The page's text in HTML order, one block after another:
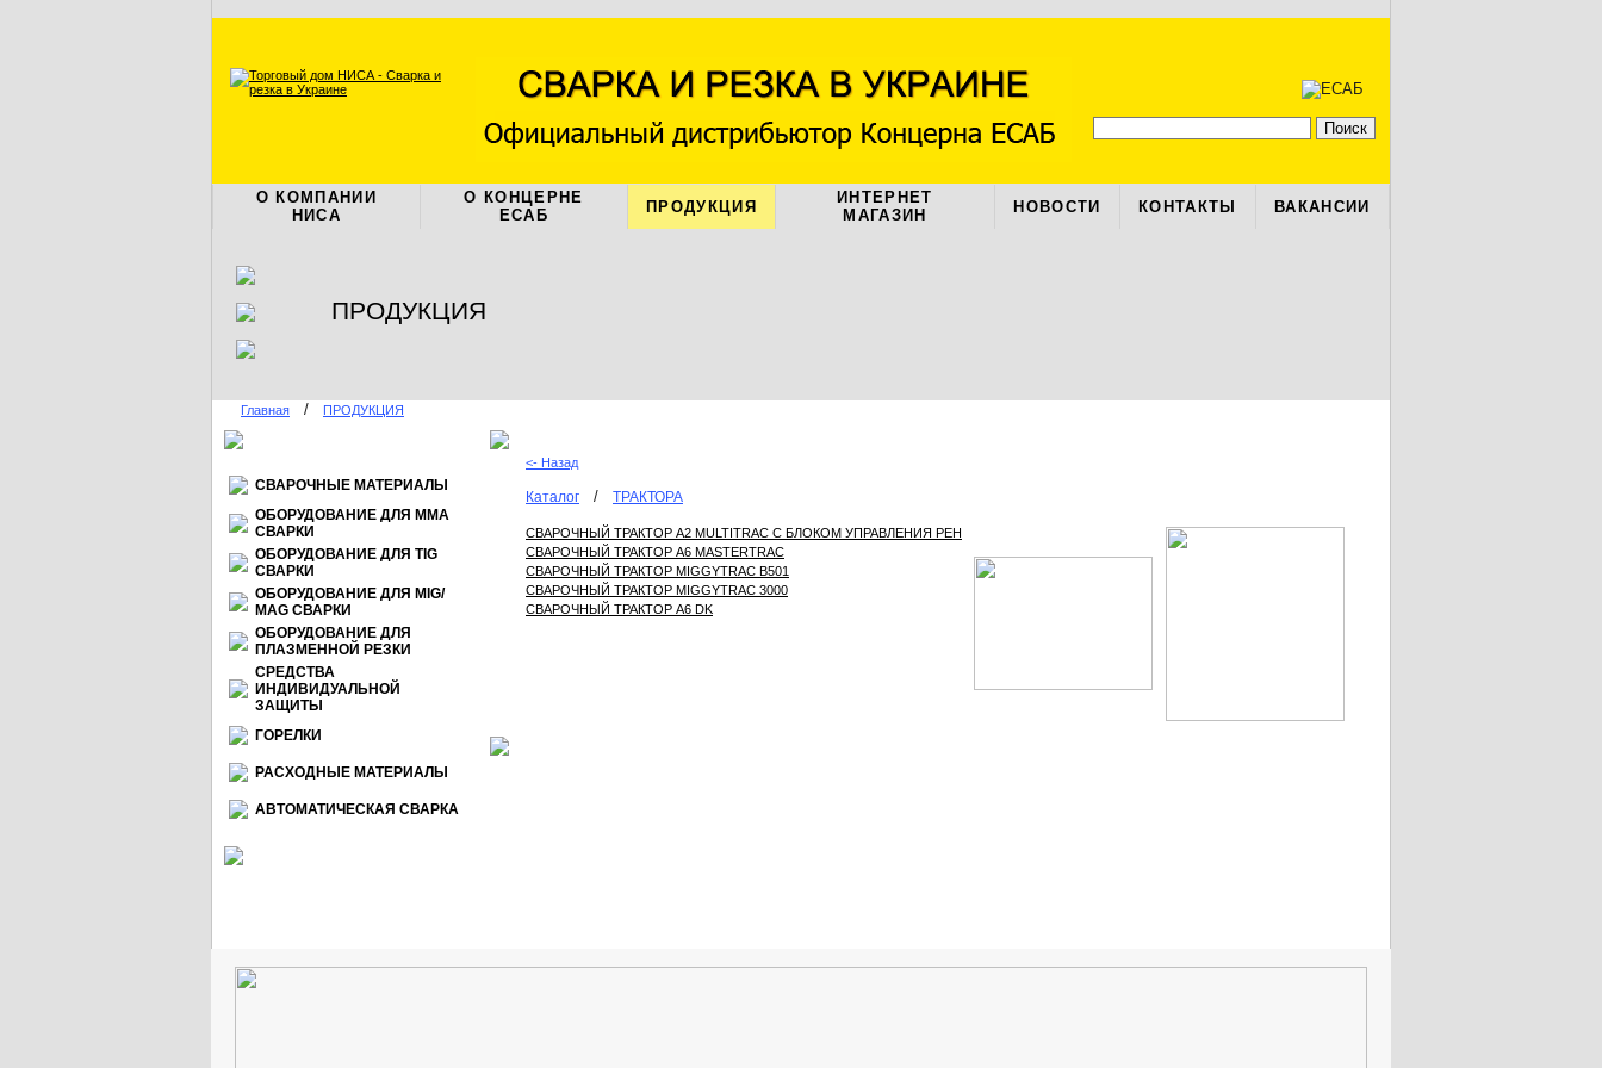
О КОМПАНИИ
НИСА
О КОНЦЕРНЕ
ЕСАБ
ПРОДУКЦИЯ
ИНТЕРНЕТ
МАГАЗИН
НОВОСТИ КОНТАКТЫ ВАКАНСИИ
ПРОДУКЦИЯ
Главная / ПРОДУКЦИЯ
СВАРОЧНЫЕ МАТЕРИАЛЫ
ОБОРУДОВАНИЕ ДЛЯ ММА
СВАРКИ
ОБОРУДОВАНИЕ ДЛЯ TIG
СВАРКИ
ОБОРУДОВАНИЕ ДЛЯ МIG/
МАG СВАРКИ
ОБОРУДОВАНИЕ ДЛЯ
ПЛАЗМЕННОЙ РЕЗКИ
СРЕДСТВА
ИНДИВИДУАЛЬНОЙ
ЗАЩИТЫ
ГОРЕЛКИ
РАСХОДНЫЕ МАТЕРИАЛЫ
АВТОМАТИЧЕСКАЯ СВАРКА
<- Назад
Каталог / ТРАКТОРА
СВАРОЧНЫЙ ТРАКТОР А2 MULTITRAC С БЛОКОМ УПРАВЛЕНИЯ РЕН
СВАРОЧНЫЙ ТРАКТОР A6 MASTERTRAC
СВАРОЧНЫЙ ТРАКТОР MIGGYTRAC B501
СВАРОЧНЫЙ ТРАКТОР MIGGYTRAC 3000
СВАРОЧНЫЙ ТРАКТОР A6 DK